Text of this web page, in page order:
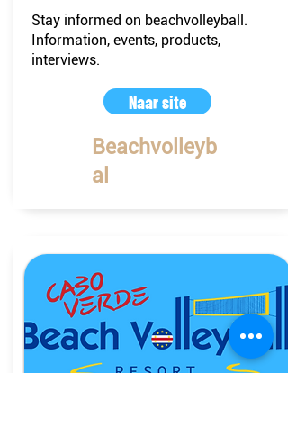
Stay informed on beachvolleyball.
Information, events, products,
interviews.
Naar site
Beachvolleyb
al